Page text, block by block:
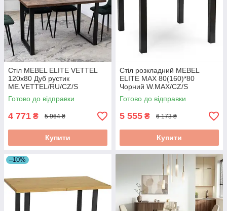
Стіл MEBEL ELITE VETTEL
120х80 Дуб рустик
ME.VETTEL/RU/CZ/S
Готово до відправки
4 771 ₴ 5 964 ₴
Купити
Стіл розкладний MEBEL
ELITE MAX 80(160)*80
Чорний W.MAX/CZ/S
Готово до відправки
5 555 ₴ 6 173 ₴
Купити
–10%